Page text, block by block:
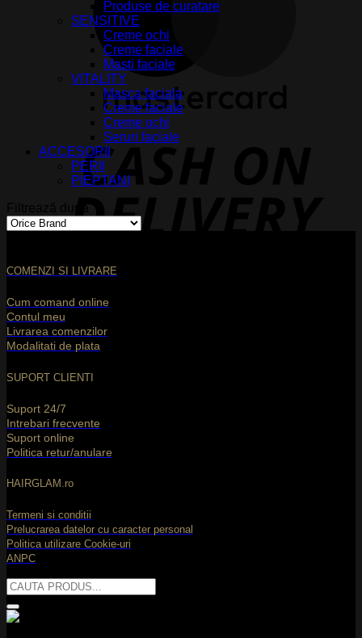
Produse de curatare
SENSITIVE
Creme ochi
Creme faciale
Masti faciale
VITALITY
Masca faciala
Creme faciale
Creme ochi
Seruri faciale
ACCESORII
PERII
PIEPTANI
COMENZI SI LIVRARE
Cum comand online
Contul meu
Livrarea comenzilor
Modalitati de plata
SUPORT CLIENTI
Suport 24/7
Intrebari frecvente
Suport online
Politica retur/anulare
HAIRGLAM.ro
Termeni si conditii
Prelucrarea datelor cu caracter personal
Politica utilizare Cookie-uri
ANPC
Caută
după: